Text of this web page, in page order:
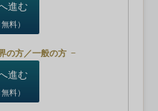
進む
料）
の方／一般の方
進む
料）